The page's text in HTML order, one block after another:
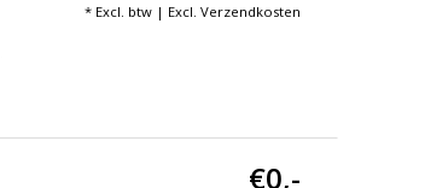
* Excl. btw | Excl. Verzendkosten
€0,-